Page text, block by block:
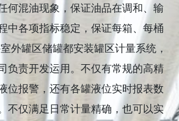
何混油现象，保证油品在调和、输
中各项指标稳定，保证每箱、每桶
外罐区储罐都安装罐区计量系统，
负责开发运用。不仅有常规的高精
位报警，还有各罐液位实时报表数
不仅满足日常计量精确，也可以实